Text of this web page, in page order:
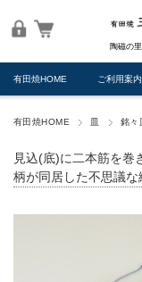
陶磁の
有田焼HOME ご利用案内
有田焼HOME 皿 銘々
見込(底)に二本筋を巻
柄が同居した不思議な